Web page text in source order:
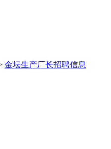
金坛生产厂长招聘信息